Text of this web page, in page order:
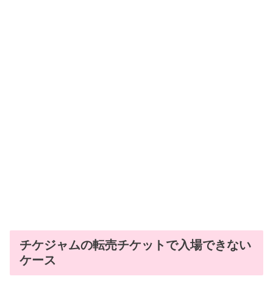
チケジャムの転売チケットで入場できない
ケース